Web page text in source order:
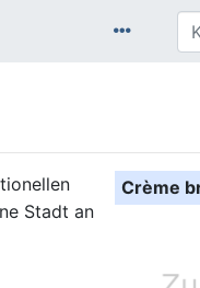
Crème
Stadt an